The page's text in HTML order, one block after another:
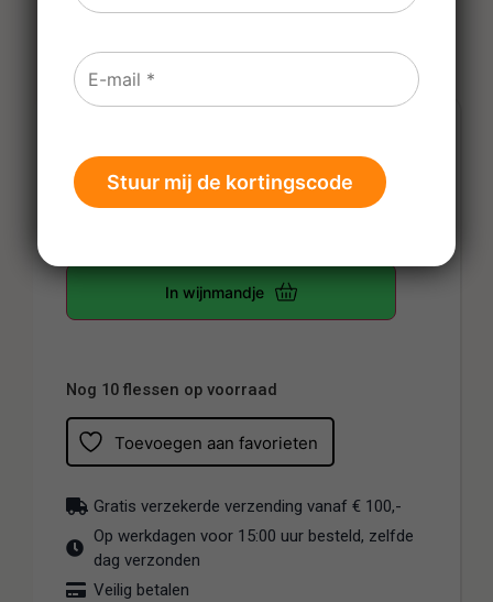
€7,50
Prijs per fles
In wijnmandje
Nog 10 flessen op voorraad
Toevoegen aan favorieten
Gratis verzekerde verzending vanaf € 100,-
Op werkdagen voor 15:00 uur besteld, zelfde
dag verzonden
Veilig betalen